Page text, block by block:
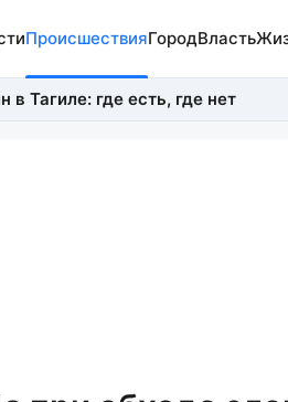
ПроисшествияГородВласть
в Тагиле: где есть, где нет